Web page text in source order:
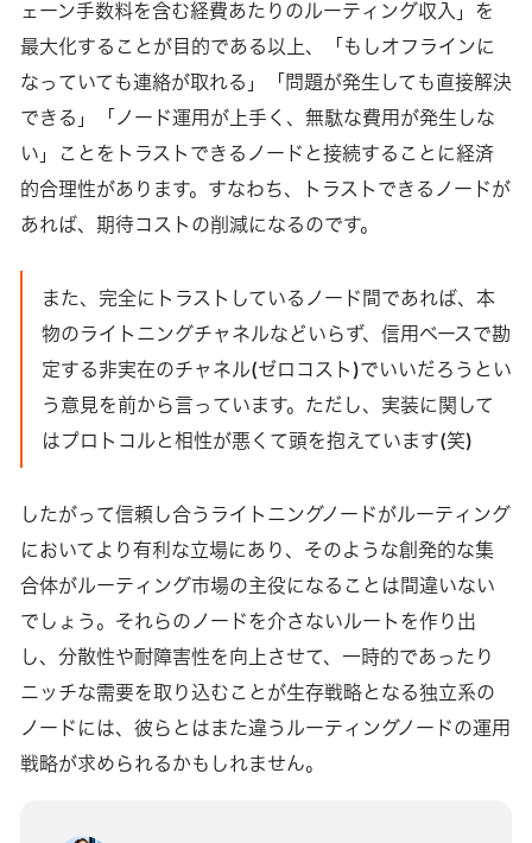
ェーン手数料を含む経費あたりのルーティング収入」を
最大化することが目的である以上、「もしオフラインに
なっていても連絡が取れる」「問題が発生しても直接解決
できる」「ノード運用が上手く、無駄な費用が発生しな
い」ことをトラストできるノードと接続することに経済
的合理性があります。すなわち、トラストできるノードが
あれば、期待コストの削減になるのです。
また、完全にトラストしているノード間であれば、本
物のライトニングチャネルなどいらず、信用ベースで勘
定する非実在のチャネル(ゼロコスト)でいいだろうとい
う意見を前から言っています。ただし、実装に関して
はプロトコルと相性が悪くて頭を抱えています(笑)
したがって信頼し合うライトニングノードがルーティング
においてより有利な立場にあり、そのような創発的な集
合体がルーティング市場の主役になることは間違いない
でしょう。それらのノードを介さないルートを作り出
し、分散性や耐障害性を向上させて、一時的であったり
ニッチな需要を取り込むことが生存戦略となる独立系の
ノードには、彼らとはまた違うルーティングノードの運用
戦略が求められるかもしれません。